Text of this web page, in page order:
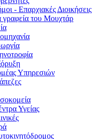
- Επαρχιακές Διοικήσεις
γραφεία του Μουχτάρ
Υπηρεσιών
Υγείας